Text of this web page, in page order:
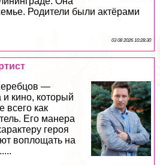
Родители были актёрами
03 08 2026 10:28:30
—
и кино, который
всего как
Его манера
героя
воплощать на